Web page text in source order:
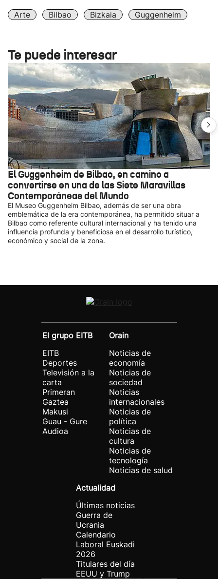
Arte Bilbao Bizkaia Guggenheim
Te puede interesar
El Guggenheim de Bilbao, en camino a
convertirse en una de las Siete Maravillas
Contemporáneas del Mundo
El Museo Guggenheim Bilbao, además de ser una obra
emblemática de la era contemporánea, ha permitido situar a
Bilbao como referente cultural internacional y ha tenido una
influencia profunda y beneficiosa en el desarrollo turístico,
económico y social de la zona.
El grupo EITB
EITB
Deportes
Televisión a la
carta
Primeran
Gaztea
Makusi
Guau - Gure
Audioa
Orain
Noticias de
economía
Noticias de
sociedad
Noticias
internacionales
Noticias de
política
Noticias de
cultura
Noticias de
tecnología
Noticias de salud
Actualidad
Últimas noticias
Guerra de
Ucrania
Calendario
Laboral Euskadi
2026
Titulares del día
EEUU y Trump